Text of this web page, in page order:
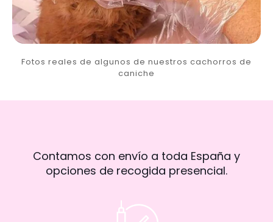
Fotos reales de algunos de nuestros cachorros de
caniche
Contamos con envío a toda España y
opciones de recogida presencial.